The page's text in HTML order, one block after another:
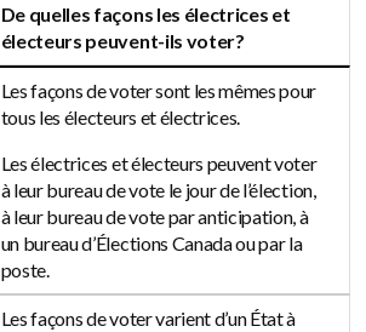
De quelles façons les électrices et
électeurs peuvent-ils voter?
Les façons de voter sont les mêmes pour
tous les électeurs et électrices.
Les électrices et électeurs peuvent voter
à leur bureau de vote le jour de l’élection,
à leur bureau de vote par anticipation, à
un bureau d’Élections Canada ou par la
poste.
Les façons de voter varient d’un État à